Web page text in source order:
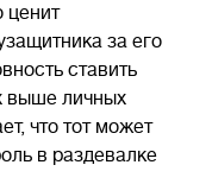
ценит
за его
ставить
выше личных
что тот может
в раздевалке